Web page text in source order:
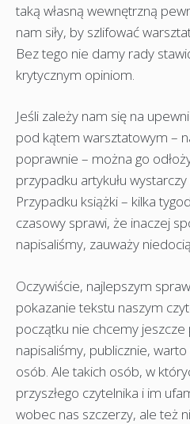
taką własną wewnętrzną
nam siły, by szlifować
Bez tego nie damy rady
krytycznym opiniom.
Jeśli zależy nam się na
pod kątem warsztatowym –
poprawnie – można go
przypadku artykułu
Przypadku książki – kilka
czasowy sprawi, że inaczej
napisaliśmy, zauważy
Oczywiście, najlepszym
pokazanie tekstu naszym
początku nie chcemy
napisaliśmy, publicznie,
osób. Ale takich osób, w
przyszłego czytelnika i im
wobec nas szczerzy, ale też